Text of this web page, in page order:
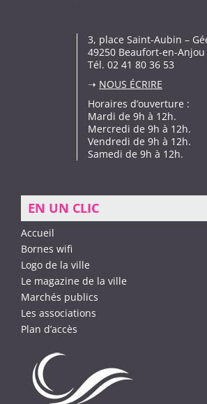
3, place Saint-Aubin –
49250 Beaufort-en-Anjou
Tél. 02 41 80 36 53
➝ NOUS ÉCRIRE
Horaires d’ouverture :
Mardi de 9h à 12h.
Mercredi de 9h à 12h.
Vendredi de 9h à 12h.
Samedi de 9h à 12h.
EN UN CLIC
Accueil
Bornes wifi
Logo de la ville
Le magazine de la ville
Marchés publics
Les associations
Plan d’accès